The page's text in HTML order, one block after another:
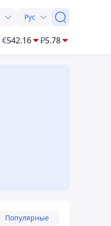
Рус
€542.16 ₽5.78
Популярные